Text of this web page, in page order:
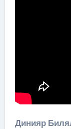
Динияр